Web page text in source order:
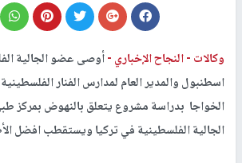
وكالات -النجاح الإخباري -أوصى عضو الجالية
اسطنبول والمدير العام لمدارس الفنار
الخواجا بدراسة مشروع يتعلق بالنهوض بمركز
الجالية الفلسطينية في تركيا ويستقطب افضل